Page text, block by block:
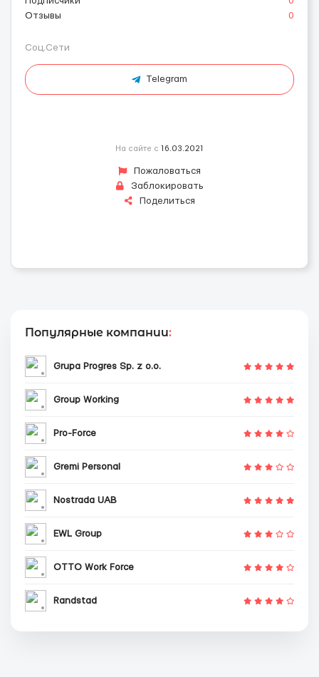
Отзывы
0
Соц.Сети
Telegram
На сайте с 16.03.2021
Пожаловаться
Заблокировать
Поделиться
Популярные компании:
Grupa Progres Sp. z o.o.
Group Working
Pro-Force
Gremi Personal
Nostrada UAB
EWL Group
OTTO Work Force
Randstad